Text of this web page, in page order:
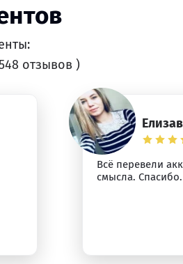
отзывов )
Всё перевели
смысла. Спасибо.